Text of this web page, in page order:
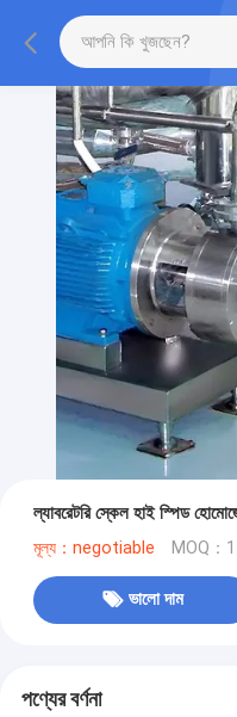
ল্যাবরেটরি স্কেল হাই স্পিড
মূল্য：negotiable MOQ：1
ভালো দাম
পণ্যের বর্ণনা